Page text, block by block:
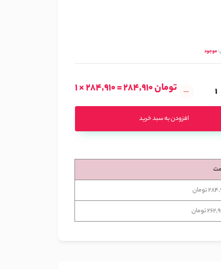
موجود
1 × 284,910 = 284,910 تومان
افزودن به سبد خرید
تومان
تومان